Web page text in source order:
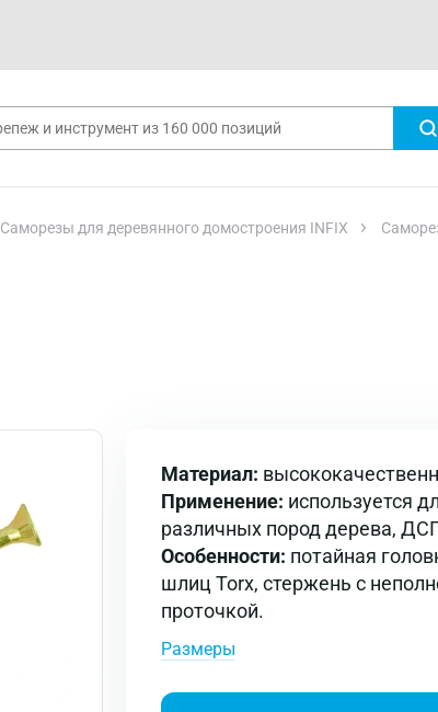
Саморезы для деревянного домостроения INFIX
Материал:
Применение: используется
различных пород дерева,
Особенности: потайная
шлиц Torx, стержень с
проточкой.
Размеры